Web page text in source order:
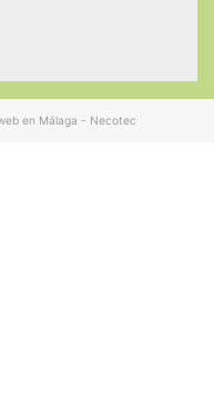
en Málaga - Necotec